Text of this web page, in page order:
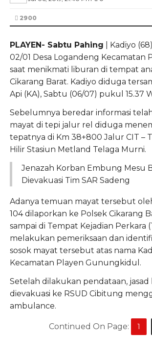
2900
PLAYEN- Sabtu Pahing | Kadiyo
02/01 Desa Logandeng Kecamatan
saat menikmati liburan di tempat
Cikarang Barat. Kadiyo diduga
Api (KA), Sabtu (06/07) pukul 15.37
Sebelumnya beredar informasi
mayat di tepi jalur rel diduga
tepatnya di Km 38+800 Jalur CIT –
Hilir Stasiun Metland Telaga Murni.
Jenazah Korban Embung Mesu
Dievakuasi Tim SAR Sadeng
Adanya temuan mayat tersebut
104 dilaporkan ke Polsek Cikarang
sampai di Tempat Kejadian Perkara
melakukan pemeriksaan dan
sosok mayat tersebut atas nama
Kecamatan Playen Gunungkidul.
Setelah dilakukan pendataan, jasad
dievakuasi ke RSUD Cibitung
ambulance.
Continued On Page: 1